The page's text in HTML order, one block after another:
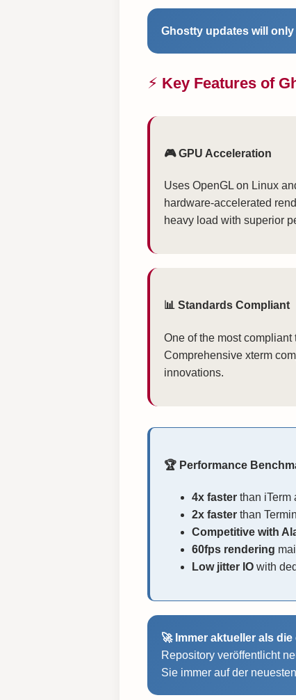
Ghostty updates will
⚡ Key Features of
🎮 GPU Acceleration
Uses OpenGL on Linux
hardware-accelerated
heavy load with superior
📊 Standards Compliant
One of the most
Comprehensive xterm
innovations.
🏆 Performance
4x faster than iTerm
2x faster than
Competitive with
60fps rendering
Low jitter IO with
🚀 Immer aktueller als
Repository veröffentlicht
Sie immer auf der